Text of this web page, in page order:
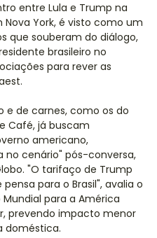
entre Lula e Trump na
Nova York, é visto como um
que souberam do diálogo,
brasileiro no
para rever as
e de carnes, como os do
Café, já buscam
americano,
cenário" pós-conversa,
"O tarifaço de Trump
para o Brasil", avalia o
para a América
prevendo impacto menor
doméstica.